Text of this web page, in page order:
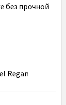
без прочной
Regan